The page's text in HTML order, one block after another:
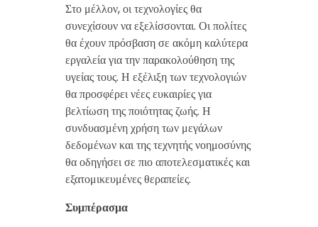
Στο μέλλον, οι τεχνολογίες θα
συνεχίσουν να εξελίσσονται. Οι πολίτες
θα έχουν πρόσβαση σε ακόμη καλύτερα
εργαλεία για την παρακολούθηση της
υγείας τους. Η εξέλιξη των τεχνολογιών
θα προσφέρει νέες ευκαιρίες για
βελτίωση της ποιότητας ζωής. Η
συνδυασμένη χρήση των μεγάλων
δεδομένων και της τεχνητής νοημοσύνης
θα οδηγήσει σε πιο αποτελεσματικές και
εξατομικευμένες θεραπείες.
Συμπέρασμα